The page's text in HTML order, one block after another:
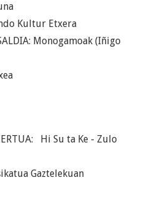
Kultur Etxera
Monogamoak (Iñigo
Hi Su ta Ke - Zulo
Gaztelekuan